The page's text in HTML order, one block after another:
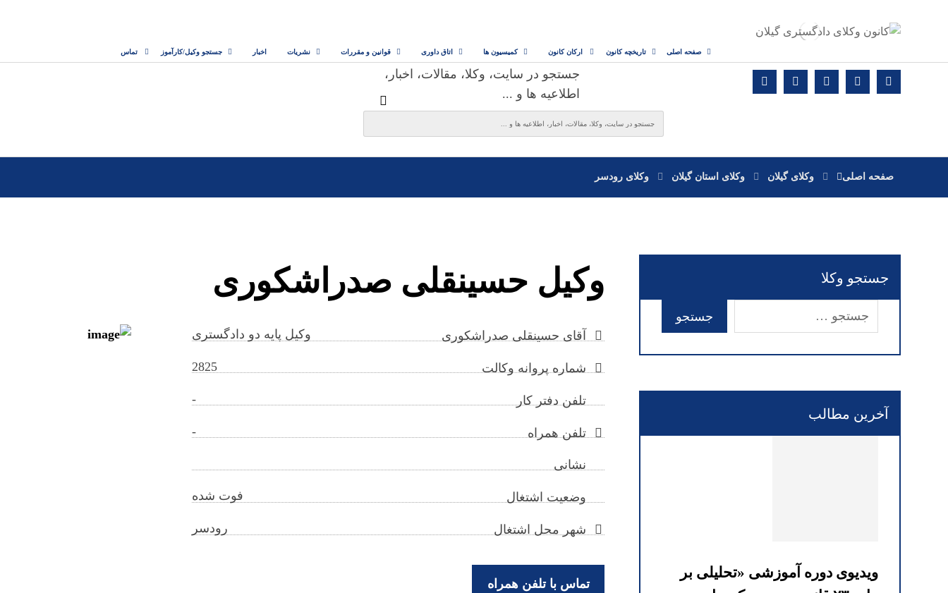
صفحه اصلی تاریخچه کانون ارکان کانون کمیسیون ها اتاق داوری قوانین و مقررات نشریات اخبار جستجو وکیل/کارآموز تماس
جستجو در سایت، وکلا، مقالات، اخبار،
اطلاعیه ها و ...
صفحه اصلی وکلای گیلان وکلای استان گیلان وکلای رودسر
وکیل حسینقلی صدراشکوری
آقای حسینقلی صدراشکوری وکیل پایه دو دادگستری
شماره پروانه وکالت 2825
تلفن دفتر کار -
تلفن همراه -
نشانی
وضعیت اشتغال فوت شده
شهر محل اشتغال رودسر
تماس با تلفن همراه
جستجو وکلا
آخرین مطالب
ویدیوی دوره آموزشی «تحلیلی بر